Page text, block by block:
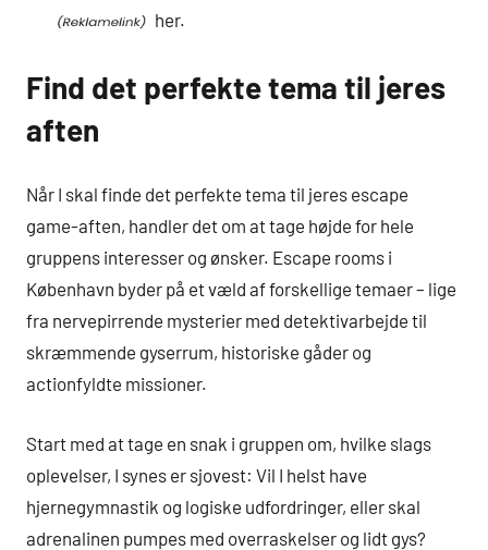
her.
Find det perfekte tema til jeres
aften
Når I skal finde det perfekte tema til jeres escape
game-aften, handler det om at tage højde for hele
gruppens interesser og ønsker. Escape rooms i
København byder på et væld af forskellige temaer – lige
fra nervepirrende mysterier med detektivarbejde til
skræmmende gyserrum, historiske gåder og
actionfyldte missioner.
Start med at tage en snak i gruppen om, hvilke slags
oplevelser, I synes er sjovest: Vil I helst have
hjernegymnastik og logiske udfordringer, eller skal
adrenalinen pumpes med overraskelser og lidt gys?